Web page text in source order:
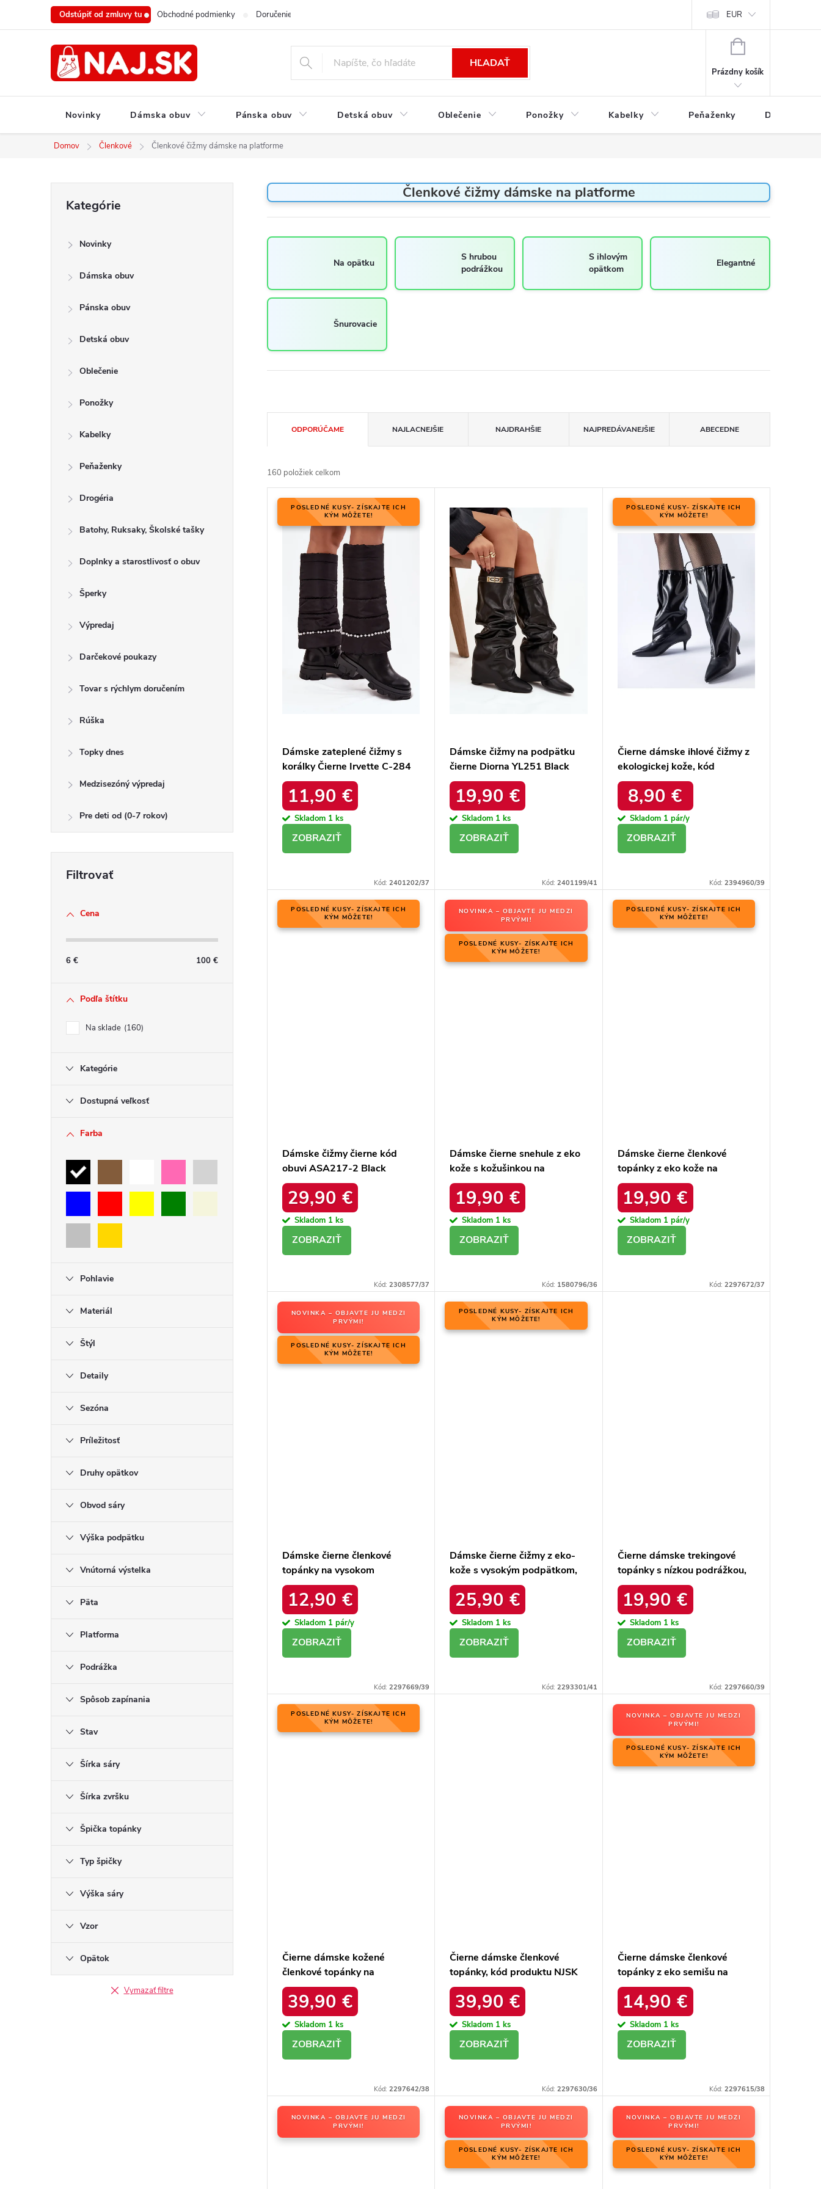
Odstúpiť od zmluvy tu Obchodné podmienky Doručenie a platba Podmienky ochrany osobných údajov
EUR
HĽADAŤ
NÁKUPNÝ
Prázdny košík
Novinky Dámska obuv Pánska obuv Detská obuv Oblečenie Ponožky Kabelky Peňaženky Drogéria
Domov Členkové Členkové čižmy dámske na platforme
kategórie
Kategórie
Novinky
Dámska obuv
Pánska obuv
Detská obuv
Oblečenie
Ponožky
Kabelky
Peňaženky
Drogéria
Batohy, Ruksaky, Školské tašky
Doplnky a starostlivosť o obuv
Šperky
Výpredaj
Darčekové poukazy
Tovar s rýchlym doručením
Rúška
Topky dnes
Medzisezóný výpredaj
Pre deti od (0-7 rokov)
Cena
6 € 100 €
Podľa štítku
Na sklade 160
Kategórie
Dostupná veľkosť
Farba
Pohlavie
Materiál
Štýl
Detaily
Sezóna
Príležitosť
Druhy opätkov
Obvod sáry
Výška podpätku
Vnútorná výstelka
Päta
Platforma
Podrážka
Spôsob zapínania
Stav
Šírka sáry
Šírka zvršku
Špička topánky
Typ špičky
Výška sáry
Vzor
Opätok
Vymazať filtre
Členkové čižmy dámske na platforme
Na opätku
S hrubou
podrážkou
S ihlovým
opätkom
Elegantné
Šnurovacie
e
n
ODPORÚČAME NAJLACNEJŠIE NAJDRAHŠIE NAJPREDÁVANEJŠIE ABECEDNE
160 položiek celkom
POSLEDNÉ KUSY- ZÍSKAJTE ICH
KÝM MÔŽETE!
Dámske zateplené čižmy s
korálky Čierne Irvette C-284
Black
11,90 €
Skladom 1 ks
Kód:2401202/37
Dámske čižmy na podpätku
čierne Diorna YL251 Black
19,90 €
Skladom 1 ks
Kód: 2401199/41
POSLEDNÉ KUSY- ZÍSKAJTE ICH
KÝM MÔŽETE!
Čierne dámske ihlové čižmy z
ekologickej kože, kód
produktu 1335 Black
8,90 €
Skladom 1 pár/y
Kód: 2394960/39
POSLEDNÉ KUSY- ZÍSKAJTE ICH
KÝM MÔŽETE!
Dámske čižmy čierne kód
obuvi ASA217-2 Black
29,90 €
Skladom 1 ks
Kód:2308577/37
NOVINKA – OBJAVTE JU MEDZI
PRVÝMI!
POSLEDNÉ KUSY- ZÍSKAJTE ICH
KÝM MÔŽETE!
Dámske čierne snehule z eko
kože s kožušinkou na
zateplenie, kód produktu
HY845 BLACK
19,90 €
Skladom 1 ks
Kód: 1580796/36
POSLEDNÉ KUSY- ZÍSKAJTE ICH
KÝM MÔŽETE!
Dámske čierne členkové
topánky z eko kože na
širokom podpätku, kód
produktu 4218
19,90 €
Skladom 1 pár/y
Kód: 2297672/37
NOVINKA – OBJAVTE JU MEDZI
PRVÝMI!
POSLEDNÉ KUSY- ZÍSKAJTE ICH
KÝM MÔŽETE!
Dámske čierne členkové
topánky na vysokom
podpätku, kód produktu KL-
723
12,90 €
Skladom 1 pár/y
Kód:2297669/39
POSLEDNÉ KUSY- ZÍSKAJTE ICH
KÝM MÔŽETE!
Dámske čierne čižmy z eko-
kože s vysokým podpätkom,
kód produktu RQ505 BLACK
25,90 €
Skladom 1 ks
Kód: 2293301/41
Čierne dámske trekingové
topánky s nízkou podrážkou,
softshell, vetruodolné, kód
produktu 2147B
19,90 €
Skladom 1 ks
Kód: 2297660/39
POSLEDNÉ KUSY- ZÍSKAJTE ICH
KÝM MÔŽETE!
Čierne dámske kožené
členkové topánky na
podpätku Laura Messi, kód
produktu NJSK 1879 BLK
39,90 €
Skladom 1 ks
Kód:2297642/38
Čierne dámske členkové
topánky, kód produktu NJSK
2591 028 BLK
39,90 €
Skladom 1 ks
Kód: 2297630/36
NOVINKA – OBJAVTE JU MEDZI
PRVÝMI!
POSLEDNÉ KUSY- ZÍSKAJTE ICH
KÝM MÔŽETE!
Čierne dámske členkové
topánky z eko semišu na
stĺpovom podpätku s vnútorne
zateplenou obuvníckym
filcom, kód produktu M708
BLACK
14,90 €
Skladom 1 ks
Kód: 2297615/38
NOVINKA – OBJAVTE JU MEDZI
PRVÝMI!
NOVINKA – OBJAVTE JU MEDZI
PRVÝMI!
POSLEDNÉ KUSY- ZÍSKAJTE ICH
KÝM MÔŽETE!
NOVINKA – OBJAVTE JU MEDZI
PRVÝMI!
POSLEDNÉ KUSY- ZÍSKAJTE ICH
KÝM MÔŽETE!